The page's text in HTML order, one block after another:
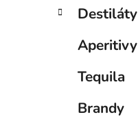
a
r
Destiláty
Aperitivy
Tequila
Brandy